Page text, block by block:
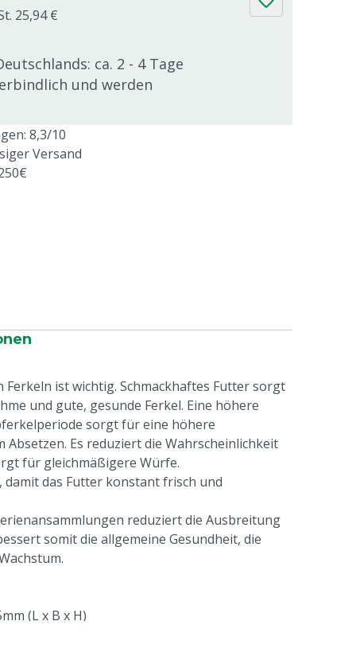
25,94 €
ca. 2 - 4 Tage
und werden
8,3/10
Versand
ist wichtig. Schmackhaftes Futter sorgt
und gute, gesunde Ferkel. Eine höhere
sorgt für eine höhere
Absetzen. Es reduziert die Wahrscheinlichkeit
für gleichmäßigere Würfe.
damit das Futter konstant frisch und
reduziert die Ausbreitung
somit die allgemeine Gesundheit, die
(L x B x H)